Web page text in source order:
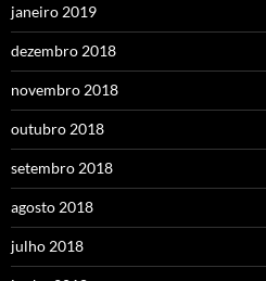
janeiro 2019
dezembro 2018
novembro 2018
outubro 2018
setembro 2018
agosto 2018
julho 2018